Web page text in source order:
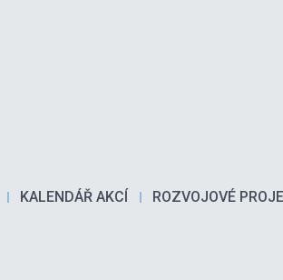
KALENDÁŘ AKCÍ ROZVOJOVÉ